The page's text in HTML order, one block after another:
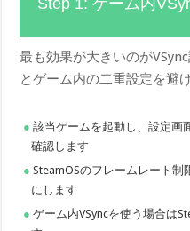
最も効果が大きいのが
とゲーム内の二重設定を避け
該当ゲームを起動し、設定画
確認します
SteamOSのフレームレート制
にします
ゲーム内VSyncを使う場合は